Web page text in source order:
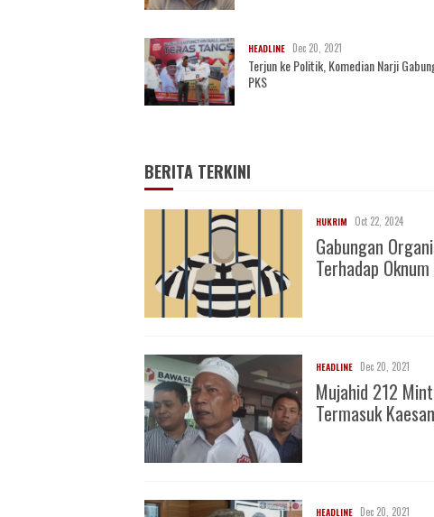
HEADLINE Dec 20, 2021
Terjun ke Politik, Komedian Narji
PKS
BERITA TERKINI
HUKRIM Oct 22, 2024
Gabungan
Terhadap
HEADLINE Dec 20, 2021
Mujahid 212
Termasuk
HEADLINE Dec 20, 2021